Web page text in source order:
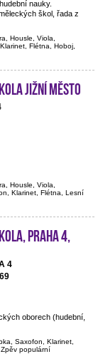
nauky.
škol, řada z
Housle, Viola,
Flétna, Hoboj,
Jižní Město
Housle, Viola,
Klarinet, Flétna, Lesní
Praha 4,
4
oborech (hudební,
Saxofon, Klarinet,
populární